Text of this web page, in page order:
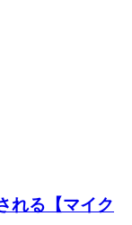
れる【マイク